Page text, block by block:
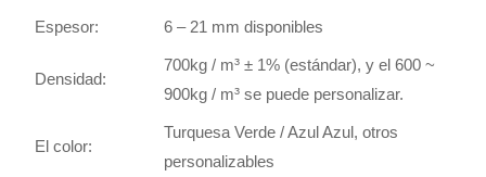
Espesor: 6 – 21 mm disponibles
Densidad:
700kg / m³ ± 1% (estándar), y el 600 ~
900kg / m³ se puede personalizar.
El color:
Turquesa Verde / Azul Azul, otros
personalizables